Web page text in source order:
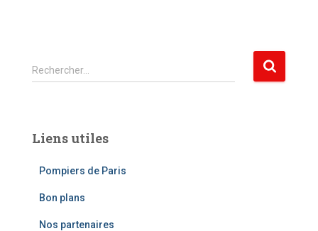
R
e
r
Rechercher…
Liens utiles
Pompiers de Paris
Bon plans
Nos partenaires